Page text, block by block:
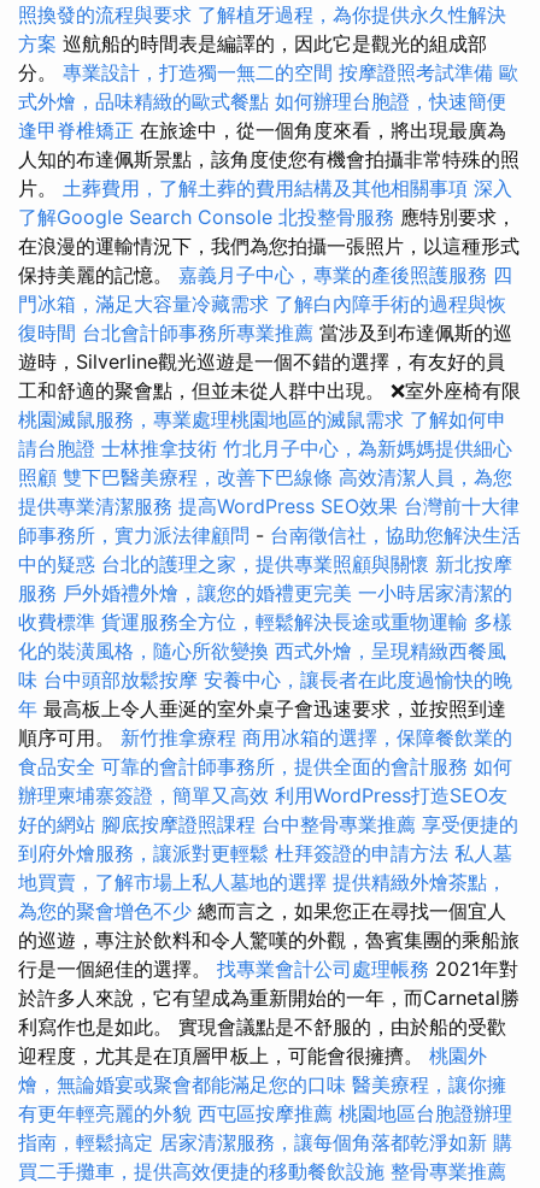
照換發的流程與要求 了解植牙過程，為你提供永久性解決
方案 巡航船的時間表是編譯的，因此它是觀光的組成部
分。 專業設計，打造獨一無二的空間 按摩證照考試準備 歐
式外燴，品味精緻的歐式餐點 如何辦理台胞證，快速簡便
逢甲脊椎矯正 在旅途中，從一個角度來看，將出現最廣為
人知的布達佩斯景點，該角度使您有機會拍攝非常特殊的照
片。 土葬費用，了解土葬的費用結構及其他相關事項 深入
了解Google Search Console 北投整骨服務 應特別要求，
在浪漫的運輸情況下，我們為您拍攝一張照片，以這種形式
保持美麗的記憶。 嘉義月子中心，專業的產後照護服務 四
門冰箱，滿足大容量冷藏需求 了解白內障手術的過程與恢
復時間 台北會計師事務所專業推薦 當涉及到布達佩斯的巡
遊時，Silverline觀光巡遊是一個不錯的選擇，有友好的員
工和舒適的聚會點，但並未從人群中出現。 ❌室外座椅有限
桃園滅鼠服務，專業處理桃園地區的滅鼠需求 了解如何申
請台胞證 士林推拿技術 竹北月子中心，為新媽媽提供細心
照顧 雙下巴醫美療程，改善下巴線條 高效清潔人員，為您
提供專業清潔服務 提高WordPress SEO效果 台灣前十大律
師事務所，實力派法律顧問 - 台南徵信社，協助您解決生活
中的疑惑 台北的護理之家，提供專業照顧與關懷 新北按摩
服務 戶外婚禮外燴，讓您的婚禮更完美 一小時居家清潔的
收費標準 貨運服務全方位，輕鬆解決長途或重物運輸 多樣
化的裝潢風格，隨心所欲變換 西式外燴，呈現精緻西餐風
味 台中頭部放鬆按摩 安養中心，讓長者在此度過愉快的晚
年 最高板上令人垂涎的室外桌子會迅速要求，並按照到達
順序可用。 新竹推拿療程 商用冰箱的選擇，保障餐飲業的
食品安全 可靠的會計師事務所，提供全面的會計服務 如何
辦理柬埔寨簽證，簡單又高效 利用WordPress打造SEO友
好的網站 腳底按摩證照課程 台中整骨專業推薦 享受便捷的
到府外燴服務，讓派對更輕鬆 杜拜簽證的申請方法 私人墓
地買賣，了解市場上私人墓地的選擇 提供精緻外燴茶點，
為您的聚會增色不少 總而言之，如果您正在尋找一個宜人
的巡遊，專注於飲料和令人驚嘆的外觀，魯賓集團的乘船旅
行是一個絕佳的選擇。 找專業會計公司處理帳務 2021年對
於許多人來說，它有望成為重新開始的一年，而Carnetal勝
利寫作也是如此。 實現會議點是不舒服的，由於船的受歡
迎程度，尤其是在頂層甲板上，可能會很擁擠。 桃園外
燴，無論婚宴或聚會都能滿足您的口味 醫美療程，讓你擁
有更年輕亮麗的外貌 西屯區按摩推薦 桃園地區台胞證辦理
指南，輕鬆搞定 居家清潔服務，讓每個角落都乾淨如新 購
買二手攤車，提供高效便捷的移動餐飲設施 整骨專業推薦